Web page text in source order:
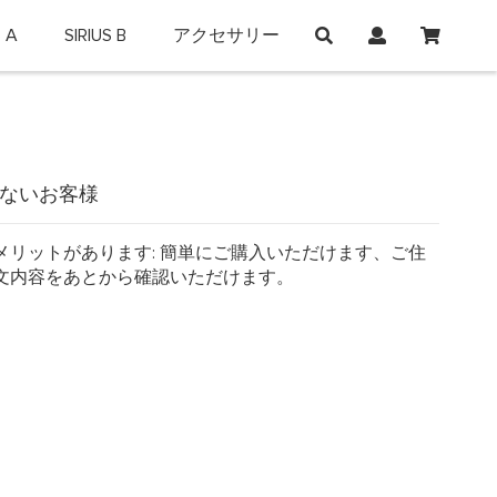
A SIRIUS B アクセサリー マイカ
いお客様
リットがあります: 簡単にご購入いただけます、ご住
容をあとから確認いただけます。